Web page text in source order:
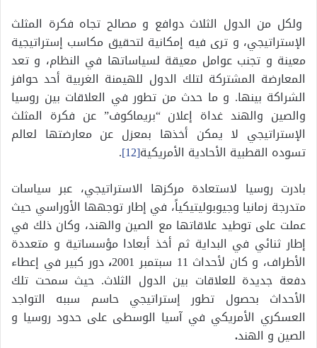
ولكل من الدول الثلاث دوافع و مصالح تجاه فكرة المثلث
الإستراتيجي، و ترى فيه إمكانية لتحقيق مكاسب إستراتيجية
معينة و تجنب عوامل معيقة لسياساتها في النظام، و تعد
المعارضة المشتركة لتلك الدول للهيمنة الغربية أحد حوافز
الشراكة بينها. و ما حدث من تطور في العلاقات بين روسيا
والصين والهند غداة إعلان “بريماكوف” عن فكرة المثلث
الإستراتيجي لا يمكن أخذها بمعزل عن معارضتها لعالم
تسوده القطبية الأحادية الأمريكية[12]
.
بادرت روسيا لاستعادة مركزها الاستراتيجي، عبر سياسات
متدرجة زمانيا وجيوبوليتيكياً، في إطار توجهها الأوراسي حيث
عملت على توطيد علاقاتها مع الصين والهند، وكان ذلك في
إطار ثنائي في البداية ثم أخذ أبعادا مؤسساتية و متعددة
الأطراف، و كان لأحداث 11 سبتمبر 2001
،دور كبير في إعطاء
دفعة جديدة للعلاقات بين الدول الثلاث. حيث سمحت تلك
الأحداث بحصول تطور إستراتيجي حاسم سببه التواجد
العسكري الأمريكي في آسيا الوسطى على حدود روسيا و
الصين و الهند.